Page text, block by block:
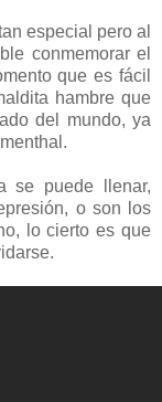
especial pero al
conmemorar el
que es fácil
hambre que
del mundo, ya
se puede llenar,
o son los
lo cierto es que